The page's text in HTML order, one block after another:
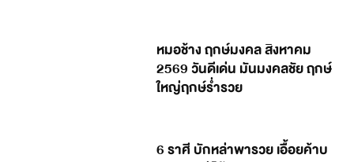
หมอช้าง ฤกษ์มงคล สิงหาคม
2569 วันดีเด่น มันมงคลชัย ฤกษ์
ใหญ่ฤกษ์ร่ำรวย
6 ราศี บักหล่าพารวย เอื้อยค้าบ